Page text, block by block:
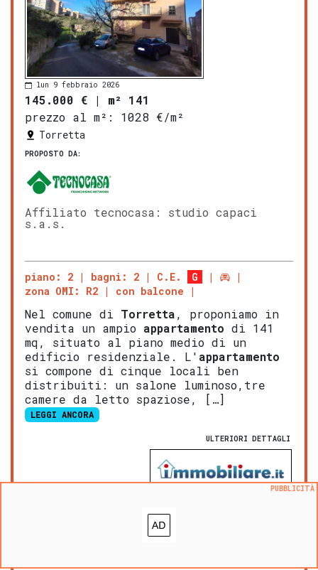
lun 9 febbraio 2026
145.000 € | m² 141
prezzo al m²:
1028 €/m²
Torretta
PROPOSTO DA:
Affiliato tecnocasa: studio capaci
s.a.s.
piano: 2 bagni: 2 C.E.
G
zona OMI: R2
con balcone
Nel comune di Torretta, proponiamo in
vendita un ampio appartamento di 141
mq, situato al piano medio di un
edificio residenziale. L' appartamento
si compone di cinque locali ben
distribuiti: un salone luminoso,tre
camere da letto spaziose, […]
LEGGI ANCORA
ULTERIORI DETTAGLI
VALUTA questo immobile
Aggiungi ai preferiti
PUBBLICITÀ